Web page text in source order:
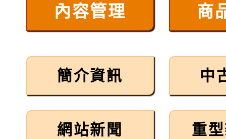
駛入式料架販售可依需
中型料架販售
堆高機販售(全新/中古)
重型架販售可客製化
內容管理
簡介資訊
網站新聞
商
中
重